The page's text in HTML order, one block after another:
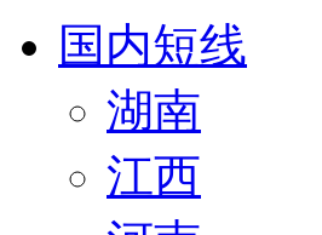
国内短线
湖南
江西